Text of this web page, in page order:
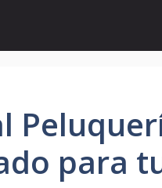
para